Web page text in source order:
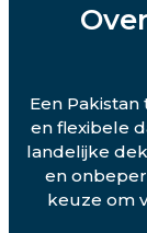
Een
en flexibele
landelijke
en
keuze om